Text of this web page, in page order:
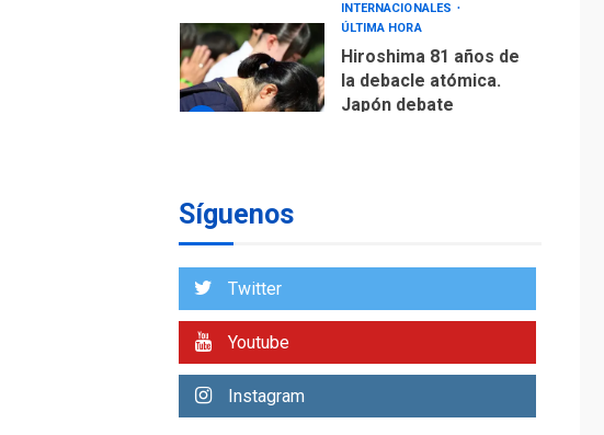
INTERNACIONALES
ÚLTIMA HORA
Hiroshima 81 años de
la debacle atómica.
Japón debate
7
nacimiento
TITULARES
ÚLTIMA HORA
como nuevo
Síguenos
Twitter
Youtube
Instagram